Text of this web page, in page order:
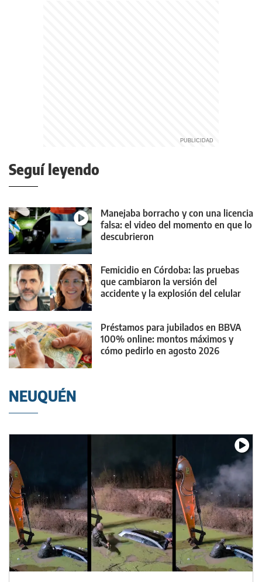
Seguí leyendo
Manejaba borracho y con una licencia
falsa: el video del momento en que lo
descubrieron
Femicidio en Córdoba: las pruebas
que cambiaron la versión del
accidente y la explosión del celular
Préstamos para jubilados en BBVA
100% online: montos máximos y
cómo pedirlo en agosto 2026
NEUQUÉN